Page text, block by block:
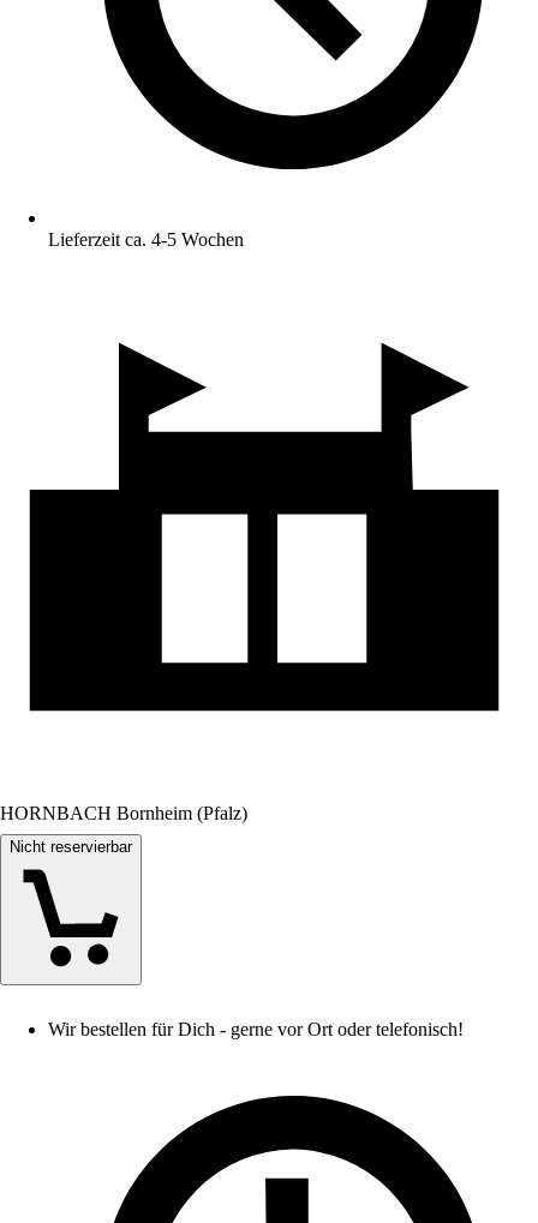
Lieferzeit ca. 4-5 Wochen
HORNBACH Bornheim (Pfalz)
Nicht reservierbar
Wir bestellen für Dich - gerne vor Ort oder telefonisch!